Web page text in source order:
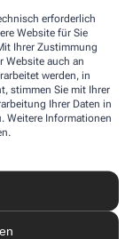
erforderlich
Website für Sie
Ihrer Zustimmung
Website auch an
werden, in
stimmen Sie mit Ihrer
Ihrer Daten in
Weitere Informationen